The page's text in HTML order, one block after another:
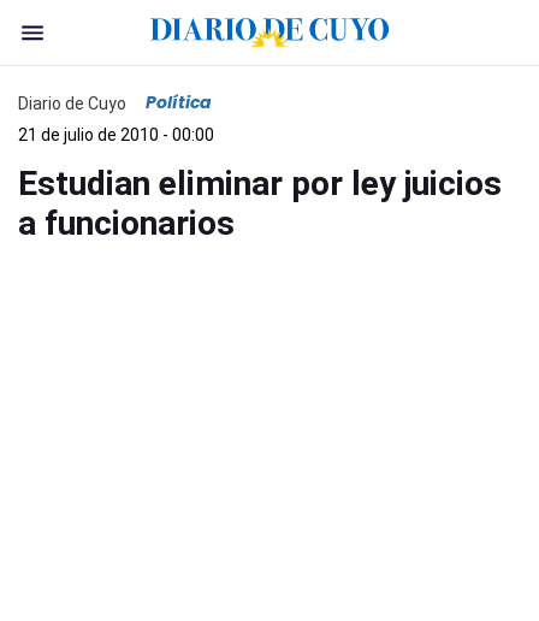
Diario de Cuyo Política
21 de julio de 2010 - 00:00
Estudian eliminar por ley juicios
a funcionarios